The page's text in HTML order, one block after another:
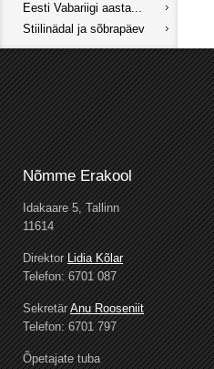
Eesti Vabariigi aasta...
Stiilinädal ja sõbrapäev
Nõmme Erakool
Idakaare 5, Tallinn
11614
DirektorLidia Kõlar
Telefon: 6701 087
SekretärAnu Rooseniit
Telefon: 6701 797
Õpetajate tuba